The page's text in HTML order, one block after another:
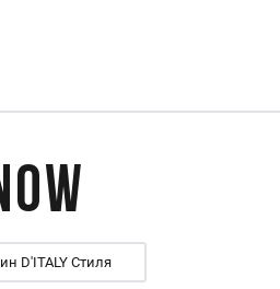
D'ITALY Стиля